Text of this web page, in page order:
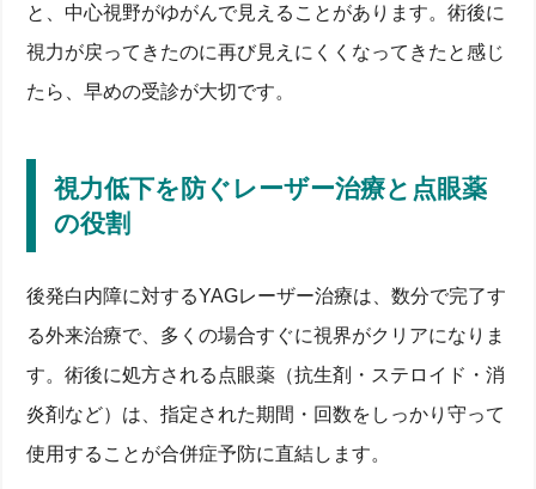
と、中心視野がゆがんで見えることがあります。術後に
視力が戻ってきたのに再び見えにくくなってきたと感じ
たら、早めの受診が大切です。
視力低下を防ぐレーザー治療と点眼薬
の役割
後発白内障に対するYAGレーザー治療は、数分で完了す
る外来治療で、多くの場合すぐに視界がクリアになりま
す。術後に処方される点眼薬（抗生剤・ステロイド・消
炎剤など）は、指定された期間・回数をしっかり守って
使用することが合併症予防に直結します。